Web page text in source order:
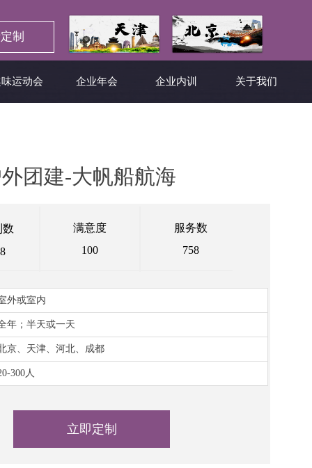
运动会 企业年会 企业内训 关于我们
制
团建-大帆船航海
数
满意度
100
服务数
758
外或室内
年；半天或一天
京、天津、河北、成都
300人
立即定制